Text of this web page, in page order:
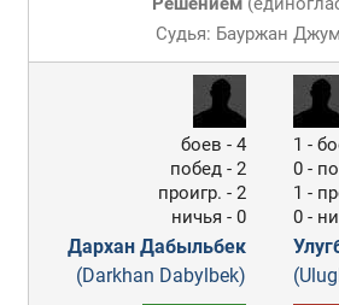
Судья: Бауржан
боев - 4
побед - 2
проигр. - 2
ничья - 0
Дархан Дабыльбек
(Darkhan Dabylbek)
1 -
0 -
1 -
0 -